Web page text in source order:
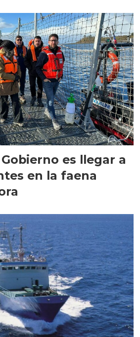
es llegar a
en la faena